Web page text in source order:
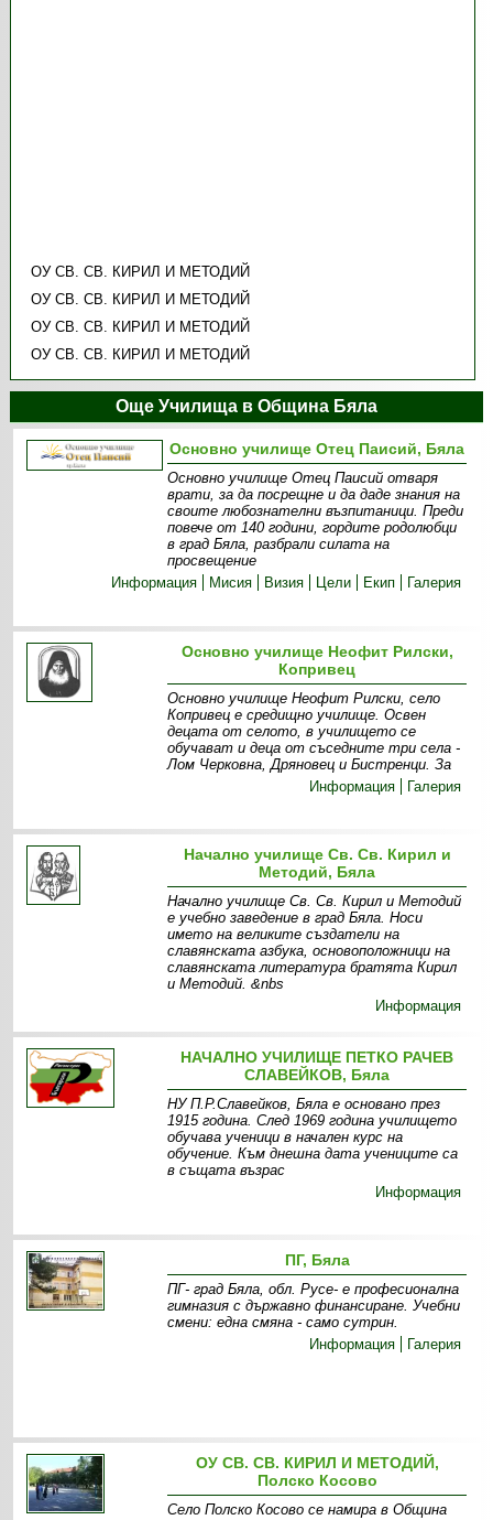
ОУ СВ. СВ. КИРИЛ И МЕТОДИЙ
ОУ СВ. СВ. КИРИЛ И МЕТОДИЙ
ОУ СВ. СВ. КИРИЛ И МЕТОДИЙ
ОУ СВ. СВ. КИРИЛ И МЕТОДИЙ
Още Училища в Община Бяла
Основно училище Отец Паисий, Бяла
Основно училище Отец Паисий отваря
врати, за да посрещне и да даде знания на
своите любознателни възпитаници. Преди
повече от 140 години, гордите родолюбци
в град Бяла, разбрали силата на
просвещение
Информация
Мисия Визия Цели Екип Галерия
Основно училище Неофит Рилски,
Копривец
Основно училище Неофит Рилски, село
Копривец е средищно училище. Освен
децата от селото, в училището се
обучават и деца от съседните три села -
Лом Черковна, Дряновец и Бистренци. За
Информация
Галерия
Начално училище Св. Св. Кирил и
Методий, Бяла
Начално училище Св. Св. Кирил и Методий
е учебно заведение в град Бяла. Носи
името на великите създатели на
славянската азбука, основоположници на
славянската литература братята Кирил
и Методий. &nbs
Информация
НАЧАЛНО УЧИЛИЩЕ ПЕТКО РАЧЕВ
СЛАВЕЙКОВ, Бяла
НУ П.Р.Славейков, Бяла е основано през
1915 година. След 1969 година училището
обучава ученици в начален курс на
обучение. Към днешна дата учениците са
в същата възрас
Информация
ПГ, Бяла
ПГ- град Бяла, обл. Русе- е професионална
гимназия с държавно финансиране. Учебни
смени: една смяна - само сутрин .
Информация
Галерия
ОУ СВ. СВ. КИРИЛ И МЕТОДИЙ,
Полско Косово
Село Полско Косово се намира в Община